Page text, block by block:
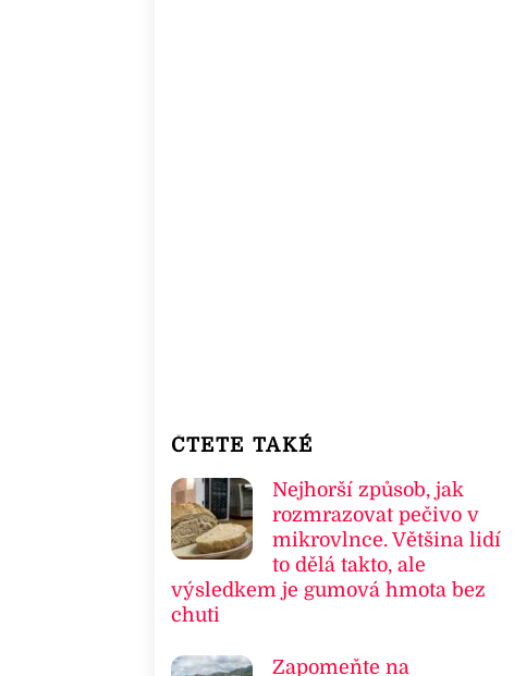
ČTETE TAKÉ
Nejhorší způsob, jak
rozmrazovat pečivo v
mikrovlnce. Většina lidí
to dělá takto, ale
výsledkem je gumová hmota bez
chuti
Zapomeňte na